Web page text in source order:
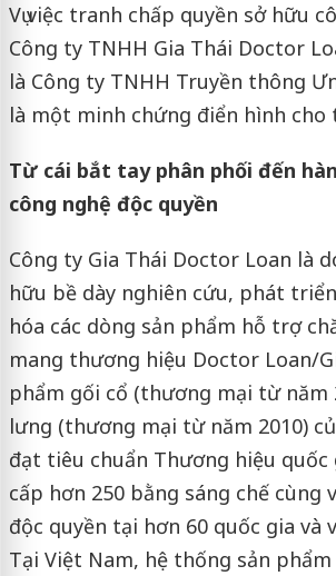
Vụ việc tranh chấp quyền sở hữu
Công ty TNHH Gia Thái Doctor
là Công ty TNHH Truyền thông
là một minh chứng điển hình cho
Từ cái bắt tay phân phối đến
công nghệ độc quyền
Công ty Gia Thái Doctor Loan là
hữu bề dày nghiên cứu, phát
hóa các dòng sản phẩm hỗ trợ
mang thương hiệu Doctor Loan/
phẩm gối cổ (thương mại từ năm
lưng (thương mại từ năm 2010)
đạt tiêu chuẩn Thương hiệu quốc
cấp hơn 250 bằng sáng chế cùng
độc quyền tại hơn 60 quốc gia và
Tại Việt Nam, hệ thống sản